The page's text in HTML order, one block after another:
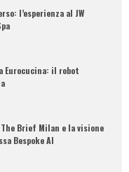
l’esperienza al JW
a Eurocucina: il robot
Brief Milan e la visione
Bespoke AI